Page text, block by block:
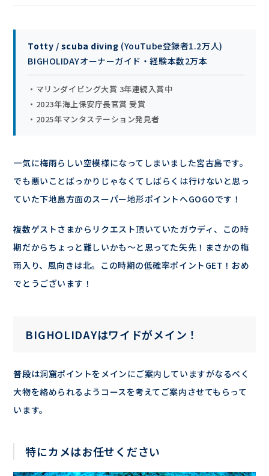
Totty / scuba diving (YouTube登録者1.2万人)
BIGHOLIDAYオーナーガイド・経験本数2万本
・マリンダイビング大賞 3年連続入賞中
・2023年海上保安庁長官賞 受賞
・2025年マンタステーション発見者
一気に梅雨らしい空模様になってしまいました宮古島です。
でも悪いことばっかりじゃなくてしばらくは行けないと思っ
ていた下地島方面のスーパー地形ポイントへGOGOです！
複数ゲストさまからリクエスト頂いていたガウディ、この時
期だからちょっと難しいかも～と思ってた矢先！まさかの梅
雨入り、風向きは北。この時期の低確率ポイントGET！おめ
でとうございます！
BIGHOLIDAYはワイドがメイン！
普段は洞窟ポイントをメインにご案内していますがなるべく
大物を絡められるようコースを考えてご案内させてもらって
います。
特にカメはお任せください